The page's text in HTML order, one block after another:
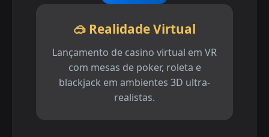
🥽 Realidade Virtual
Lançamento de casino virtual em VR
com mesas de poker, roleta e
blackjack em ambientes 3D ultra-
realistas.